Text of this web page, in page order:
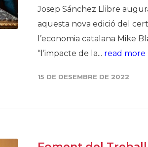
Josep Sánchez Llibre
aquesta nova edició del
l’economia catalana Mike
“l’impacte de la... read more
15 DE DESEMBRE DE 2022